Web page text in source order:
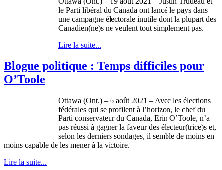
le Parti libéral du Canada ont lancé le pays dans
une campagne électorale inutile dont la plupart des
Canadien(ne)s ne veulent tout simplement pas.
Lire la suite...
Blogue politique : Temps difficiles pour
O’Toole
Ottawa (Ont.) – 6 août 2021 – Avec les élections
fédérales qui se profilent à l’horizon, le chef du
Parti conservateur du Canada, Erin O’Toole, n’a
pas réussi à gagner la faveur des électeur(trice)s et,
selon les derniers sondages, il semble de moins en
moins capable de les mener à la victoire.
Lire la suite...